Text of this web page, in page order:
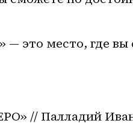
— это место, где
// Палладий